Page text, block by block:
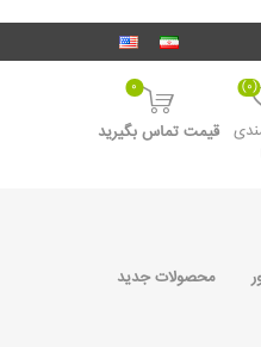
(0)
0
قیمت تماس بگیرید
محصولات جدید